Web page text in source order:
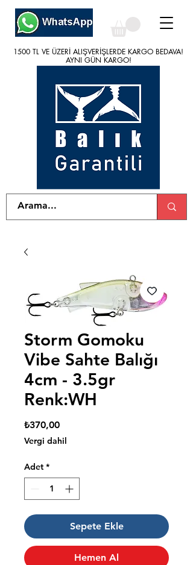
1500 TL VE ÜZERİ ALIŞVERİŞLERDE KARGO BEDAVA!
AYNI GÜN KARGO!
1500 TL VE ÜZERİ ALIŞVERİŞLERDE KARGO BEDAVA!
AYNI GÜN KARGO!
Storm Gomoku
Vibe Sahte Balığı
4cm - 3.5gr
Renk:WH
₺370,00Fiyat
Vergi dahil
Adet *
Sepete Ekle
Hemen Al